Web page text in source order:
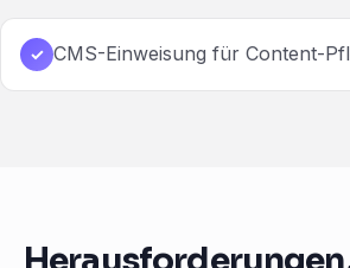
✓ CMS-Einweisung für Content-